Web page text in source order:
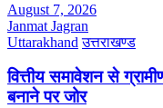
August 7, 2026
Janmat Jagran
Uttarakhand उत्तराखण्ड
वित्तीय समावेशन से
बनाने पर जोर